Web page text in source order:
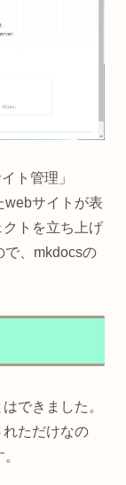
ト管理」
サイトが表
トを立ち上げ
で、mkdocsの
できました。
ただけなの